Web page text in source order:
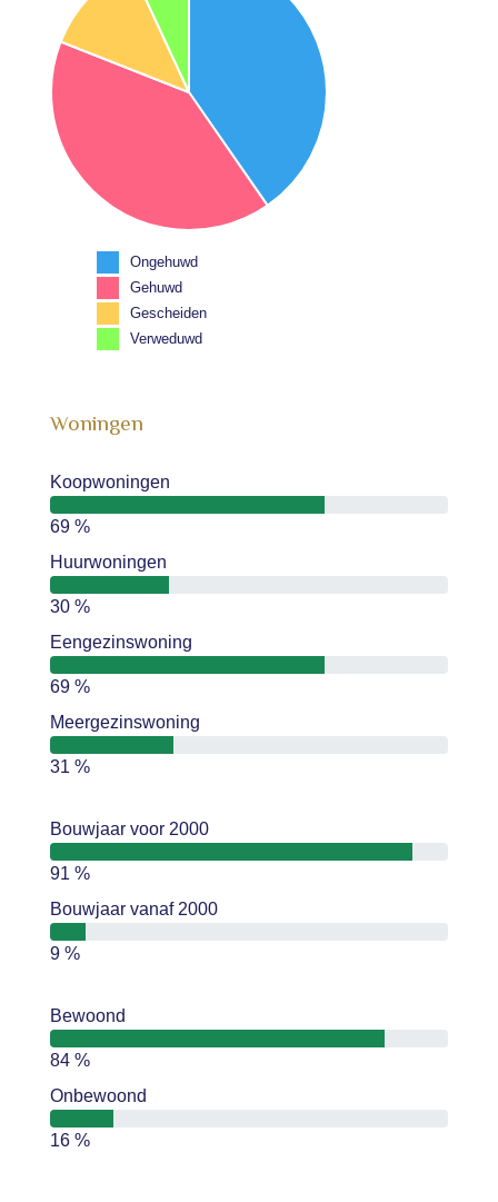
Ongehuwd
Gehuwd
Gescheiden
Verweduwd
Woningen
Koopwoningen
69 %
Huurwoningen
30 %
Eengezinswoning
69 %
Meergezinswoning
31 %
Bouwjaar voor 2000
91 %
Bouwjaar vanaf 2000
9 %
Bewoond
84 %
Onbewoond
16 %